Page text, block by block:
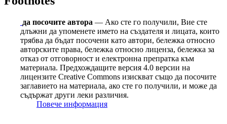
да посочите автора — Ако сте го получили, Вие сте
длъжни да упоменете името на създателя и лицата, които
трябва да бъдат посочени като автори, бележка относно
авторските права, бележка относно лиценза, бележка за
отказ от отговорност и електронна препратка към
материала. Предхождащите версия 4.0 версии на
лицензите Сreative Сommons изискват също да посочите
заглавието на материала, ако сте го получили, и може да
съдържат други леки различия.
Повече информация